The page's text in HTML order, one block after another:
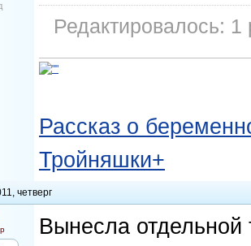
Редактировалось:
Рассказ о
Тройняшки+
четверг
Вынесла отдельной